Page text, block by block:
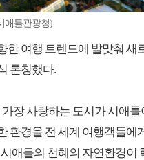
애틀관광청)
여행 트렌드에 발맞춰 새
론칭했다.
장 사랑하는 도시가 시애
환경을 전 세계 여행객들에
애틀의 천혜의 자연환경이